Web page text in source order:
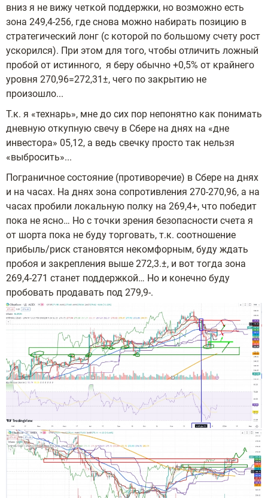
вниз я не вижу четкой поддержки, но возможно есть
зона 249,4-256, где снова можно набирать позицию в
стратегический лонг (с которой по большому счету рост
ускорился). При этом для того, чтобы отличить ложный
пробой от истинного, я беру обычно +0,5% от крайнего
уровня 270,96=272,31±, чего по закрытию не
произошло...
Т.к. я «технарь», мне до сих пор непонятно как понимать
дневную откупную свечу в Сбере на днях на «дне
инвестора» 05,12, а ведь свечку просто так нельзя
«выбросить»...
Пограничное состояние (противоречие) в Сбере на днях
и на часах. На днях зона сопротивления 270-270,96, а на
часах пробили локальную полку на 269,4+, что победит
пока не ясно… Но с точки зрения безопасности счета я
от шорта пока не буду торговать, т.к. соотношение
прибыль/риск становятся некомфорным, буду ждать
пробоя и закрепления выше 272,3.±, и вот тогда зона
269,4-271 станет поддержкой… Но и конечно буду
пробовать продавать под 279,9-.